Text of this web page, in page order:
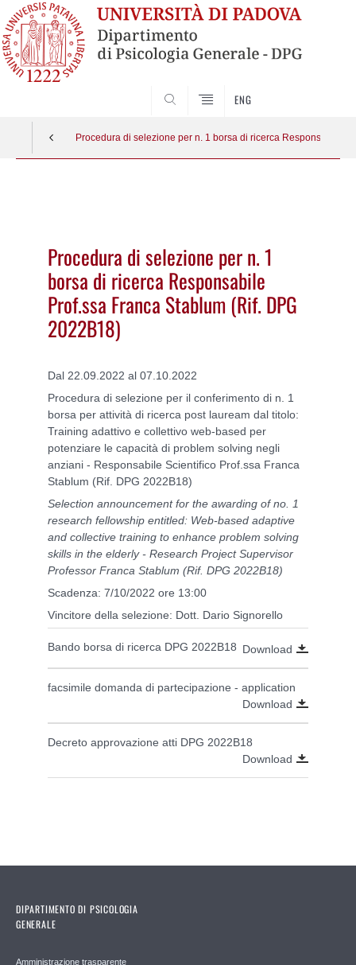
ENG
Procedura di selezione per n. 1 borsa di ricerca Responsabile
Procedura di selezione per n. 1
borsa di ricerca Responsabile
Prof.ssa Franca Stablum (Rif. DPG
2022B18)
Dal 22.09.2022 al 07.10.2022
Procedura di selezione per il conferimento di n. 1
borsa per attività di ricerca post lauream dal titolo:
Training adattivo e collettivo web-based per
potenziare le capacità di problem solving negli
anziani - Responsabile Scientifico Prof.ssa Franca
Stablum (Rif. DPG 2022B18)
Selection announcement for the awarding of no. 1
research fellowship entitled: Web-based adaptive
and collective training to enhance problem solving
skills in the elderly- Research Project Supervisor
Professor Franca Stablum (Rif. DPG 2022B18)
Scadenza: 7/10/2022 ore 13:00
Vincitore della selezione: Dott. Dario Signorello
Bando borsa di ricerca DPG 2022B18 Download
facsimile domanda di partecipazione - application
Download
Decreto approvazione atti DPG 2022B18
Download
DIPARTIMENTO DI PSICOLOGIA
GENERALE
Amministrazione trasparente